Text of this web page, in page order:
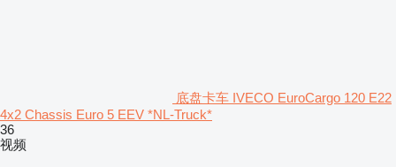
底盘卡车 IVECO EuroCargo 120 E22
4x2 Chassis Euro 5 EEV *NL-Truck*
36
视频